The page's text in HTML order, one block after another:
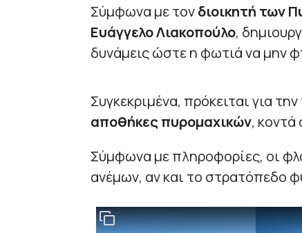
Σύμφωνα με τονδιοικητή των
Ευάγγελο Λιακοπούλο,
δυνάμεις ώστε η φωτιά να μην
Συγκεκριμένα, πρόκειται για
αποθήκες πυρομαχικών, κοντά
Σύμφωνα με πληροφορίες, οι
ανέμων, αν και το στρατόπεδο